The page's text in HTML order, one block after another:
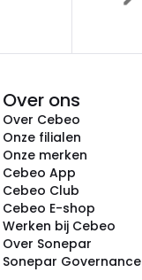
Over ons
Over Cebeo
Onze filialen
Onze merken
Cebeo App
Cebeo Club
Cebeo E-shop
Werken bij Cebeo
Over Sonepar
Sonepar Governance